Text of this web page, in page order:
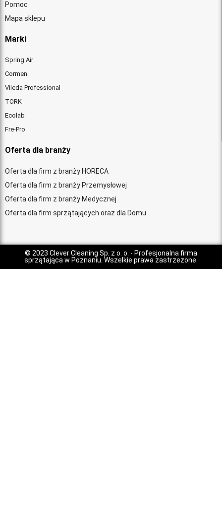
Pomoc
Mapa sklepu
Marki
Spring Air
Cormen
Vileda Professional
TORK
Ecolab
Fre-Pro
Oferta dla branży
Oferta dla firm z branży HORECA
Oferta dla firm z branży Przemysłowej
Oferta dla firm z branży Medycznej
Oferta dla firm sprzątających oraz dla Domu
© 2023 Clever Cleaning Sp. z o. o. - Profesjonalna firma
sprzątająca w Poznaniu. Wszelkie prawa zastrzeżone.